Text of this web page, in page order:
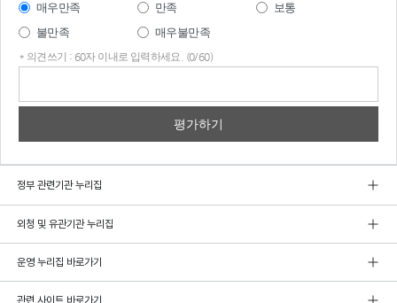
매우만족 만족
보통
불만족
매우불만족
* 의견쓰기 : 60자 이내로 입력하세요. (0/60)
정부 관련기관 누리집
외청 및 유관기관 누리집
운영 누리집 바로가기
관련 사이트 바로가기